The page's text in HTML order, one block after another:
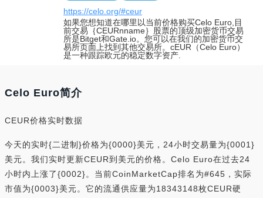
https://celo.org/#ceur
如果您想知道在哪里以当前价格购买Celo Euro,目
前交易｛CEURnname｝股票的顶级加密货币交易
所是Bitget和Gate.io。您可以在我们的加密货币交
易所页面上找到其他交易所。cEUR（Celo Euro）
是一种跟踪欧元的稳定数字资产.
Celo Euro简介
CEUR价格实时数据
今天的实时{二进制}价格为{0000}美元，24小时交易量为{0001}
美元。我们实时更新CEUR到美元的价格。Celo Euro在过去24
小时内上涨了{0002}。当前CoinMarketCap排名为#645，实际
市值为{0003}美元。它的流通供应量为18343148枚CEUR硬